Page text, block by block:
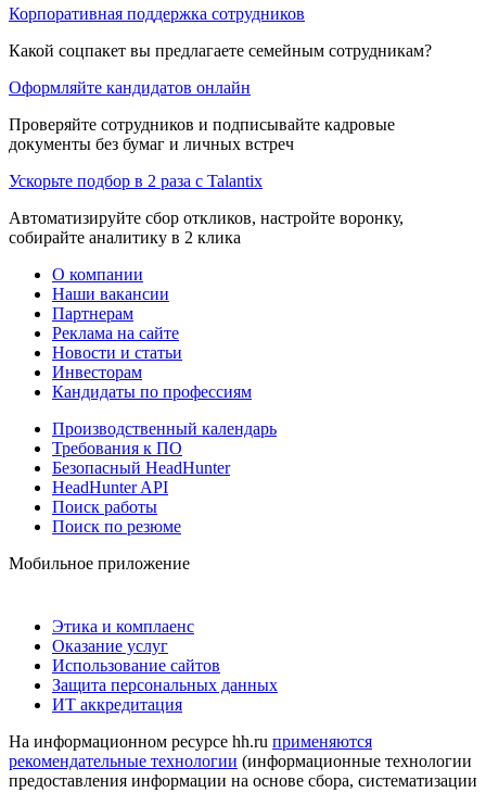
Корпоративная поддержка сотрудников
Какой соцпакет вы предлагаете семейным сотрудникам?
Оформляйте кандидатов онлайн
Проверяйте сотрудников и подписывайте кадровые
документы без бумаг и личных встреч
Ускорьте подбор в 2 раза с Talantix
Автоматизируйте сбор откликов, настройте воронку,
собирайте аналитику в 2 клика
О компании
Наши вакансии
Партнерам
Реклама на сайте
Новости и статьи
Инвесторам
Кандидаты по профессиям
Производственный календарь
Требования к ПО
Безопасный HeadHunter
HeadHunter API
Поиск работы
Поиск по резюме
Мобильное приложение
Этика и комплаенс
Оказание услуг
Использование сайтов
Защита персональных данных
ИТ аккредитация
На информационном ресурсе hh.ru применяются
рекомендательные технологии (информационные технологии
предоставления информации на основе сбора, систематизации